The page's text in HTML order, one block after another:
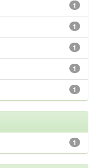
1
1
1
1
1
1